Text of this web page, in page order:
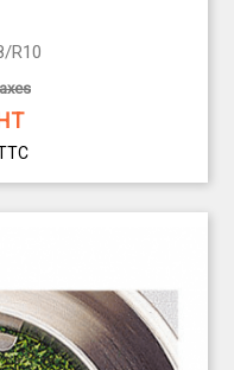
R10